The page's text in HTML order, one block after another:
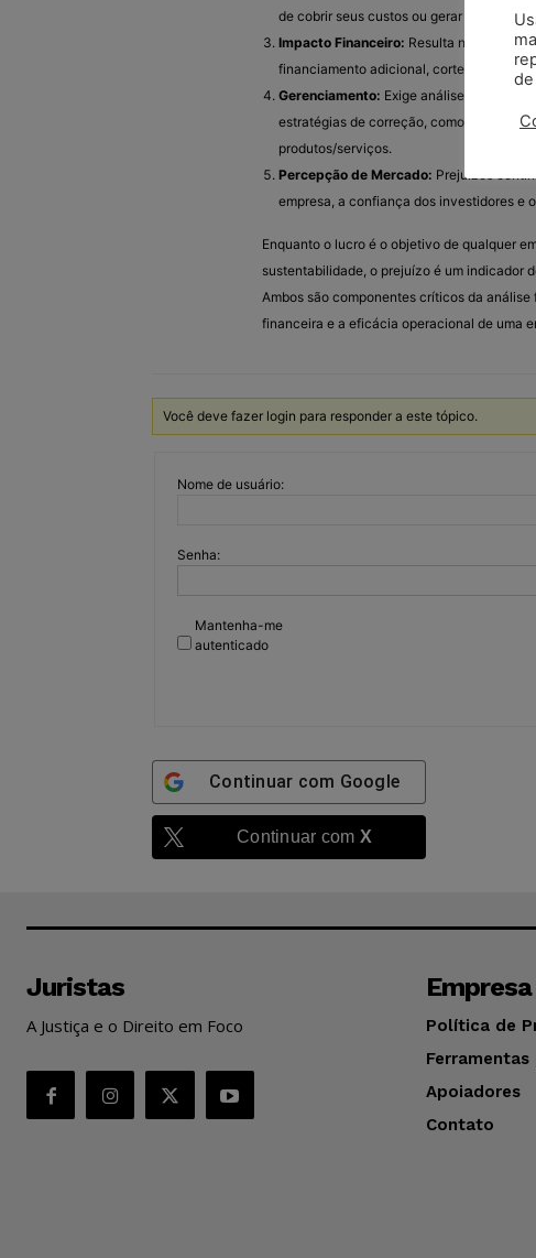
de cobrir seus custos ou gerar receita
Impacto Financeiro: Resulta na
financiamento adicional, cortes de
Gerenciamento: Exige análise
estratégias de correção, como redução
produtos/serviços.
Percepção de Mercado: Prejuízos
empresa, a confiança dos investidores e
Enquanto o lucro é o objetivo de qualquer
sustentabilidade, o prejuízo é um indicador
Ambos são componentes críticos da
financeira e a eficácia operacional de uma
Você deve fazer login para responder a este tópico.
Nome de usuário:
Senha:
Mantenha-me
autenticado
Continuar com Google
Continuar com X
Juristas
A Justiça e o Direito em Foco
Empresa
Política de
Ferramentas
Apoiadores
Contato
de